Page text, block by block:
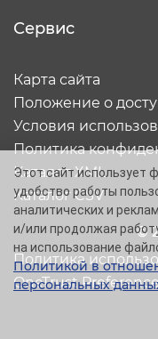
Сервис
©
Карта сайта
Положение о
Условия
Политика
Каталог XML
Каталог CSV
Политика
OneTrust
Этот сайт использует
удобство работы
аналитических и
и/или продолжая
на использование
Политикой в
персональных